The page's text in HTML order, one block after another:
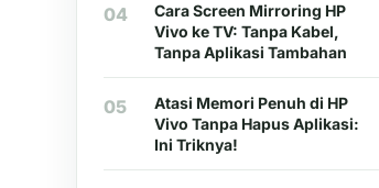
04
Cara Screen Mirroring HP
Vivo ke TV: Tanpa Kabel,
Tanpa Aplikasi Tambahan
05
Atasi Memori Penuh di HP
Vivo Tanpa Hapus Aplikasi:
Ini Triknya!